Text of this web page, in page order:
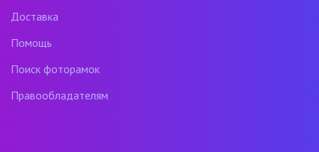
Доставка
Помощь
Поиск фоторамок
Правообладателям